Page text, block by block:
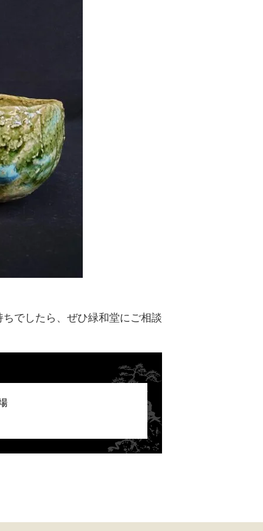
でしたら、ぜひ緑和堂にご相談